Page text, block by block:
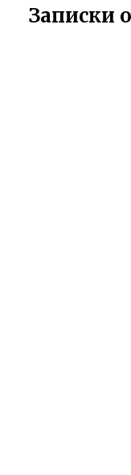
Записки